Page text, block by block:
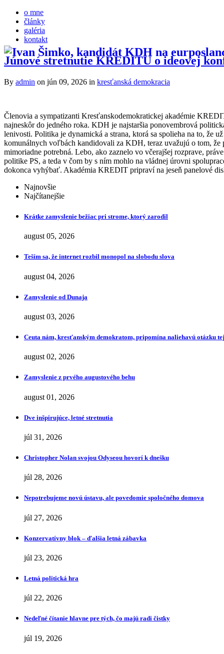
o mne
články
galéria
kontakt
Júnové stretnutie KREDITU o ideovej
By admin on jún 09, 2026 in kresťanská demokracia
Členovia a sympatizanti Kresťanskodemokratickej akadémie
najneskôr do jedného roka. KDH je najstaršia ponovembrová
lenivosti. Politika je dynamická a strana, ktorá sa spolieha na to, že
komunálnych voľbách kandidovali za KDH, teraz uvažujú o tom, že
mimoriadne potrebná. Lebo, ako zaznelo vo včerajšej rozprave,
politike PS, a teda v čom by s ním mohlo na vládnej úrovni
dokonca vyhýbať. Akadémia KREDIT pripraví na jeseň panelové
Najnovšie
Najčítanejšie
Krátke zamyslenie bežiac pri strome, ktorý zarodil
august 05, 2026
Teším sa, že internet rozbil monopol na slobodu slova
august 04, 2026
Zamyslenie od Dunaja
august 03, 2026
Ceuta nám, kresťanským demokratom, pripomína naliehavú otázku
august 02, 2026
Zamyslenie z prvého augustového behu
august 01, 2026
Dve inšpirujúce, letné stretnutia
júl 31, 2026
Christopher Nolan svojou Odyseou hovorí k dnešku
júl 28, 2026
Nepotrebujeme novú ústavu, ale povedomie spoločného domova
júl 27, 2026
Konzervatívny blok – ďalšia letná zábavka
júl 23, 2026
Letná politická hra
júl 22, 2026
Nedeľné čítanie hlavne pre tých, čo majú radi čistky
júl 19, 2026